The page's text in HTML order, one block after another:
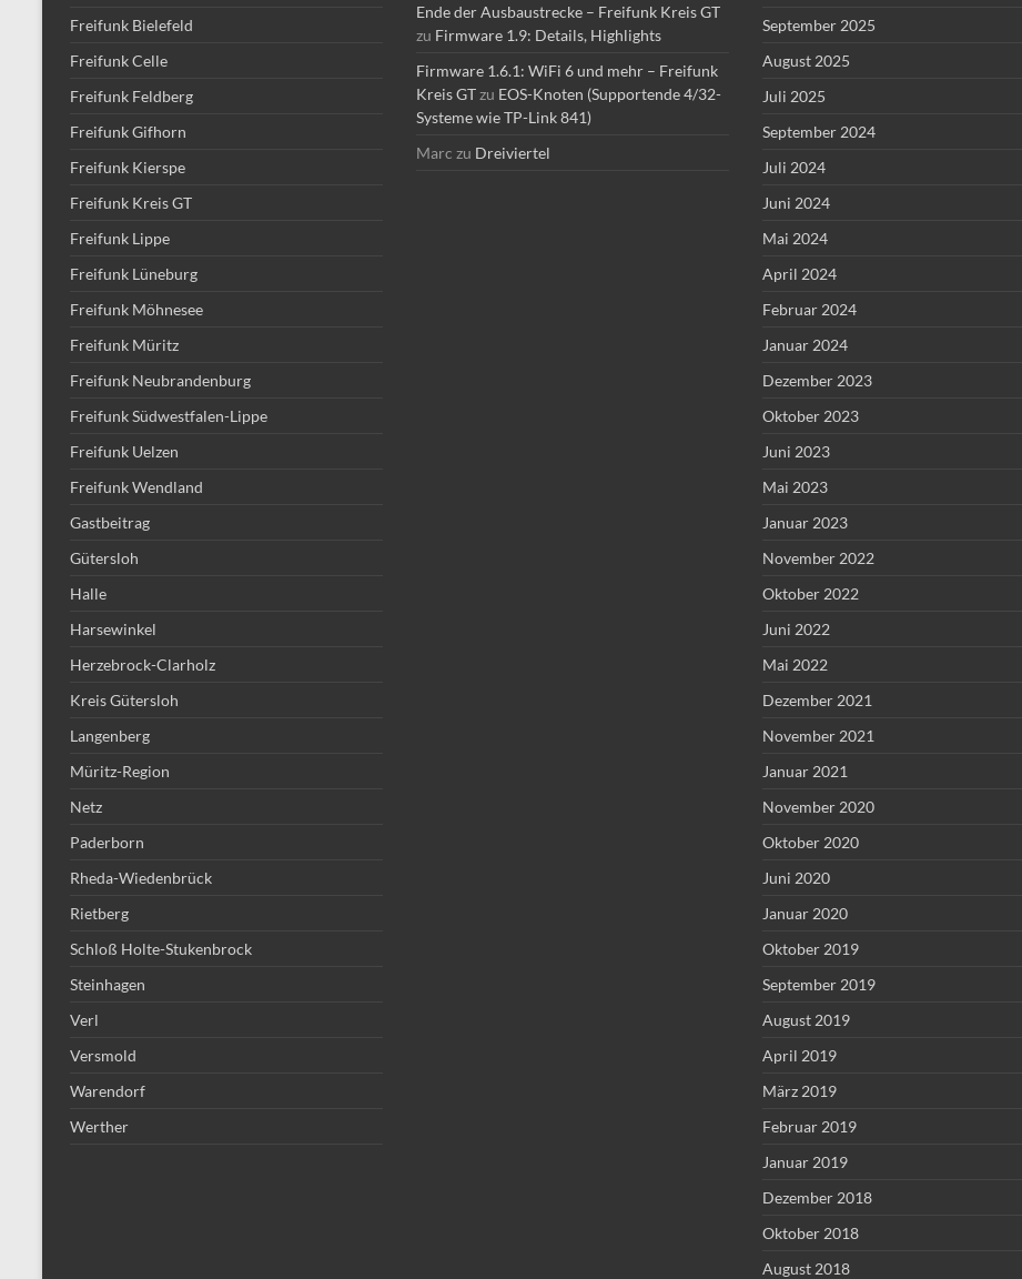
Freifunk Bielefeld
Freifunk Celle
Freifunk Feldberg
Freifunk Gifhorn
Freifunk Kierspe
Freifunk Kreis GT
Freifunk Lippe
Freifunk Lüneburg
Freifunk Möhnesee
Freifunk Müritz
Freifunk Neubrandenburg
Freifunk Südwestfalen-Lippe
Freifunk Uelzen
Freifunk Wendland
Gastbeitrag
Gütersloh
Halle
Harsewinkel
Herzebrock-Clarholz
Kreis Gütersloh
Langenberg
Müritz-Region
Netz
Paderborn
Rheda-Wiedenbrück
Rietberg
Schloß Holte-Stukenbrock
Steinhagen
Verl
Versmold
Warendorf
Werther
Ende der Ausbaustrecke – Freifunk Kreis GT
zu Firmware 1.9: Details, Highlights
Firmware 1.6.1: WiFi 6 und mehr – Freifunk
Kreis GTzu EOS-Knoten (Supportende 4/32-
Systeme wie TP-Link 841)
Marc zu Dreiviertel
September 2025
August 2025
Juli 2025
September 2024
Juli 2024
Juni 2024
Mai 2024
April 2024
Februar 2024
Januar 2024
Dezember 2023
Oktober 2023
Juni 2023
Mai 2023
Januar 2023
November 2022
Oktober 2022
Juni 2022
Mai 2022
Dezember 2021
November 2021
Januar 2021
November 2020
Oktober 2020
Juni 2020
Januar 2020
Oktober 2019
September 2019
August 2019
April 2019
März 2019
Februar 2019
Januar 2019
Dezember 2018
Oktober 2018
August 2018